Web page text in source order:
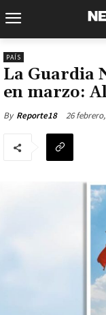
PAÍS
La Guardia
en marzo:
By Reporte18 26